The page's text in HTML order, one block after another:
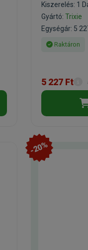
Kiszerelés: 1
Gyártó: Trixie
Egységár: 5
Raktáron
5 227 Ft
-20%